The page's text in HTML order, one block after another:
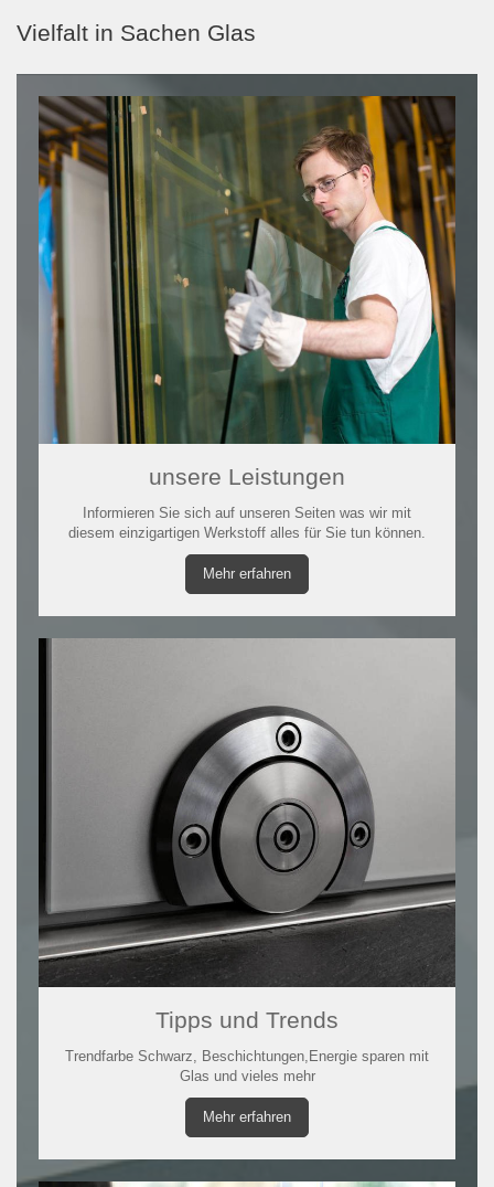
Vielfalt in Sachen Glas
unsere Leistungen
Informieren Sie sich auf unseren Seiten was wir mit
diesem einzigartigen Werkstoff alles für Sie tun können.
Mehr erfahren
Tipps und Trends
Trendfarbe Schwarz, Beschichtungen,Energie sparen mit
Glas und vieles mehr
Mehr erfahren